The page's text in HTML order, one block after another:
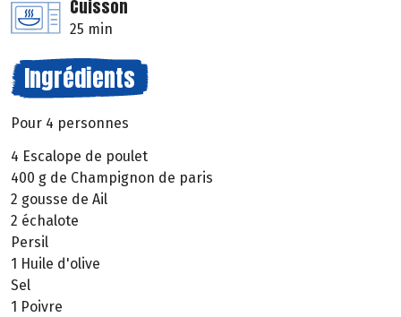
Cuisson
25 min
Ingrédients
Pour 4 personnes
4 Escalope de poulet
400 g de Champignon de paris
2 gousse de Ail
2 échalote
Persil
1 Huile d'olive
Sel
1 Poivre